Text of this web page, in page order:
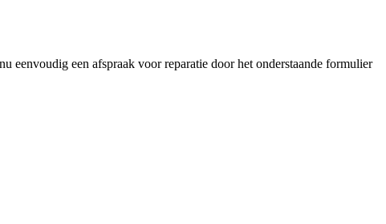
eenvoudig een afspraak voor reparatie door het onderstaande formulier